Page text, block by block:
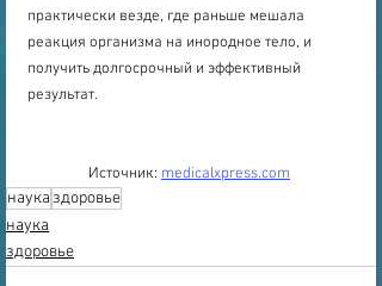
практически везде, где раньше мешала
реакция организма на инородное тело, и
получить долгосрочный и эффективный
результат.
Источник: medicalxpress.com
науказдоровье
наука
здоровье